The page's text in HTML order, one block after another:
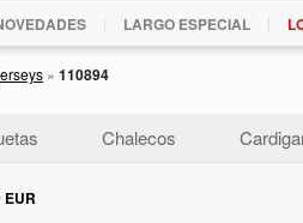
LARGO ESPECIAL
» 110894
Chalecos
EUR